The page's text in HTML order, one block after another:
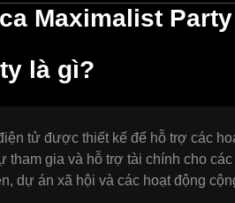
Maximalist Party
là gì?
tử được thiết kế để hỗ trợ các
tham gia và hỗ trợ tài chính cho
dự án xã hội và các hoạt động